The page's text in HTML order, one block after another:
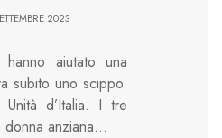
2023
aiutato una
subito uno scippo.
d’Italia. I tre
donna anziana…